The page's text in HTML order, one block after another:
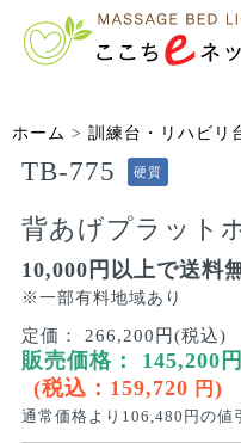
ホーム > 訓練台・リハビリ
TB-775 硬質
背あげプラット
10,000円以上で送料
※一部有料地域あり
定価：
266,200円(税込)
販売価格： 145,200 円
(税込： 159,720 円 )
通常価格より 106,480 円の値